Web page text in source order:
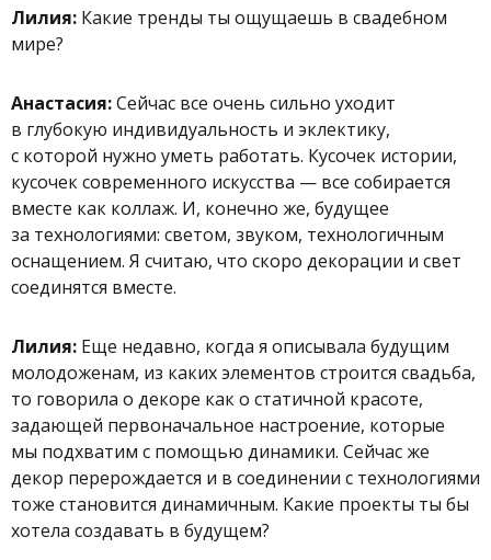
Лилия: Какие тренды ты ощущаешь в свадебном
мире?
Анастасия:Сейчас все очень сильно уходит
в глубокую индивидуальность и эклектику,
с которой нужно уметь работать. Кусочек истории,
кусочек современного искусства — все собирается
вместе как коллаж. И, конечно же, будущее
за технологиями: светом, звуком, технологичным
оснащением. Я считаю, что скоро декорации и свет
соединятся вместе.
Лилия: Еще недавно, когда я описывала будущим
молодоженам, из каких элементов строится свадьба,
то говорила о декоре как о статичной красоте,
задающей первоначальное настроение, которые
мы подхватим с помощью динамики. Сейчас же
декор перерождается и в соединении с технологиями
тоже становится динамичным. Какие проекты ты бы
хотела создавать в будущем?